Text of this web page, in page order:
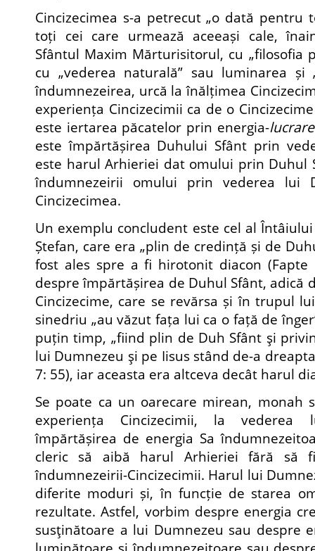
Cincizecimea s-a petrecut „o dată pentru
toți cei care urmează aceeași cale,
Sfântul Maxim Mărturisitorul, cu „filosofia
cu „vederea naturală” sau luminarea și
îndumnezeirea, urcă la înălțimea
experiența Cincizecimii ca de o
este iertarea păcatelor prin energia-
este împărtășirea Duhului Sfânt prin
este harul Arhieriei dat omului prin Duhul
îndumnezeirii omului prin vederea lui
Cincizecimea.
Un exemplu concludent este cel al
Ștefan, care era „plin de credință și de
fost ales spre a fi hirotonit diacon (Fapte
despre împărtășirea de Duhul Sfânt, adică
Cincizecime, care se revărsa și în trupul
sinedriu „au văzut fața lui ca o față de
puțin timp, „fiind plin de Duh Sfânt şi
lui Dumnezeu şi pe Iisus stând de-a
7: 55), iar aceasta era altceva decât harul
Se poate ca un oarecare mirean, monah
experiența Cincizecimii, la vederea
împărtășirea de energia Sa
cleric să aibă harul Arhieriei fără să
îndumnezeirii-Cincizecimii. Harul lui
diferite moduri și, în funcție de starea
rezultate. Astfel, vorbim despre energia
susţinătoare a lui Dumnezeu sau despre